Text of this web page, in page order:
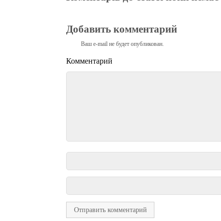
Добавить комментарий
Ваш e-mail не будет опубликован.
Комментарий